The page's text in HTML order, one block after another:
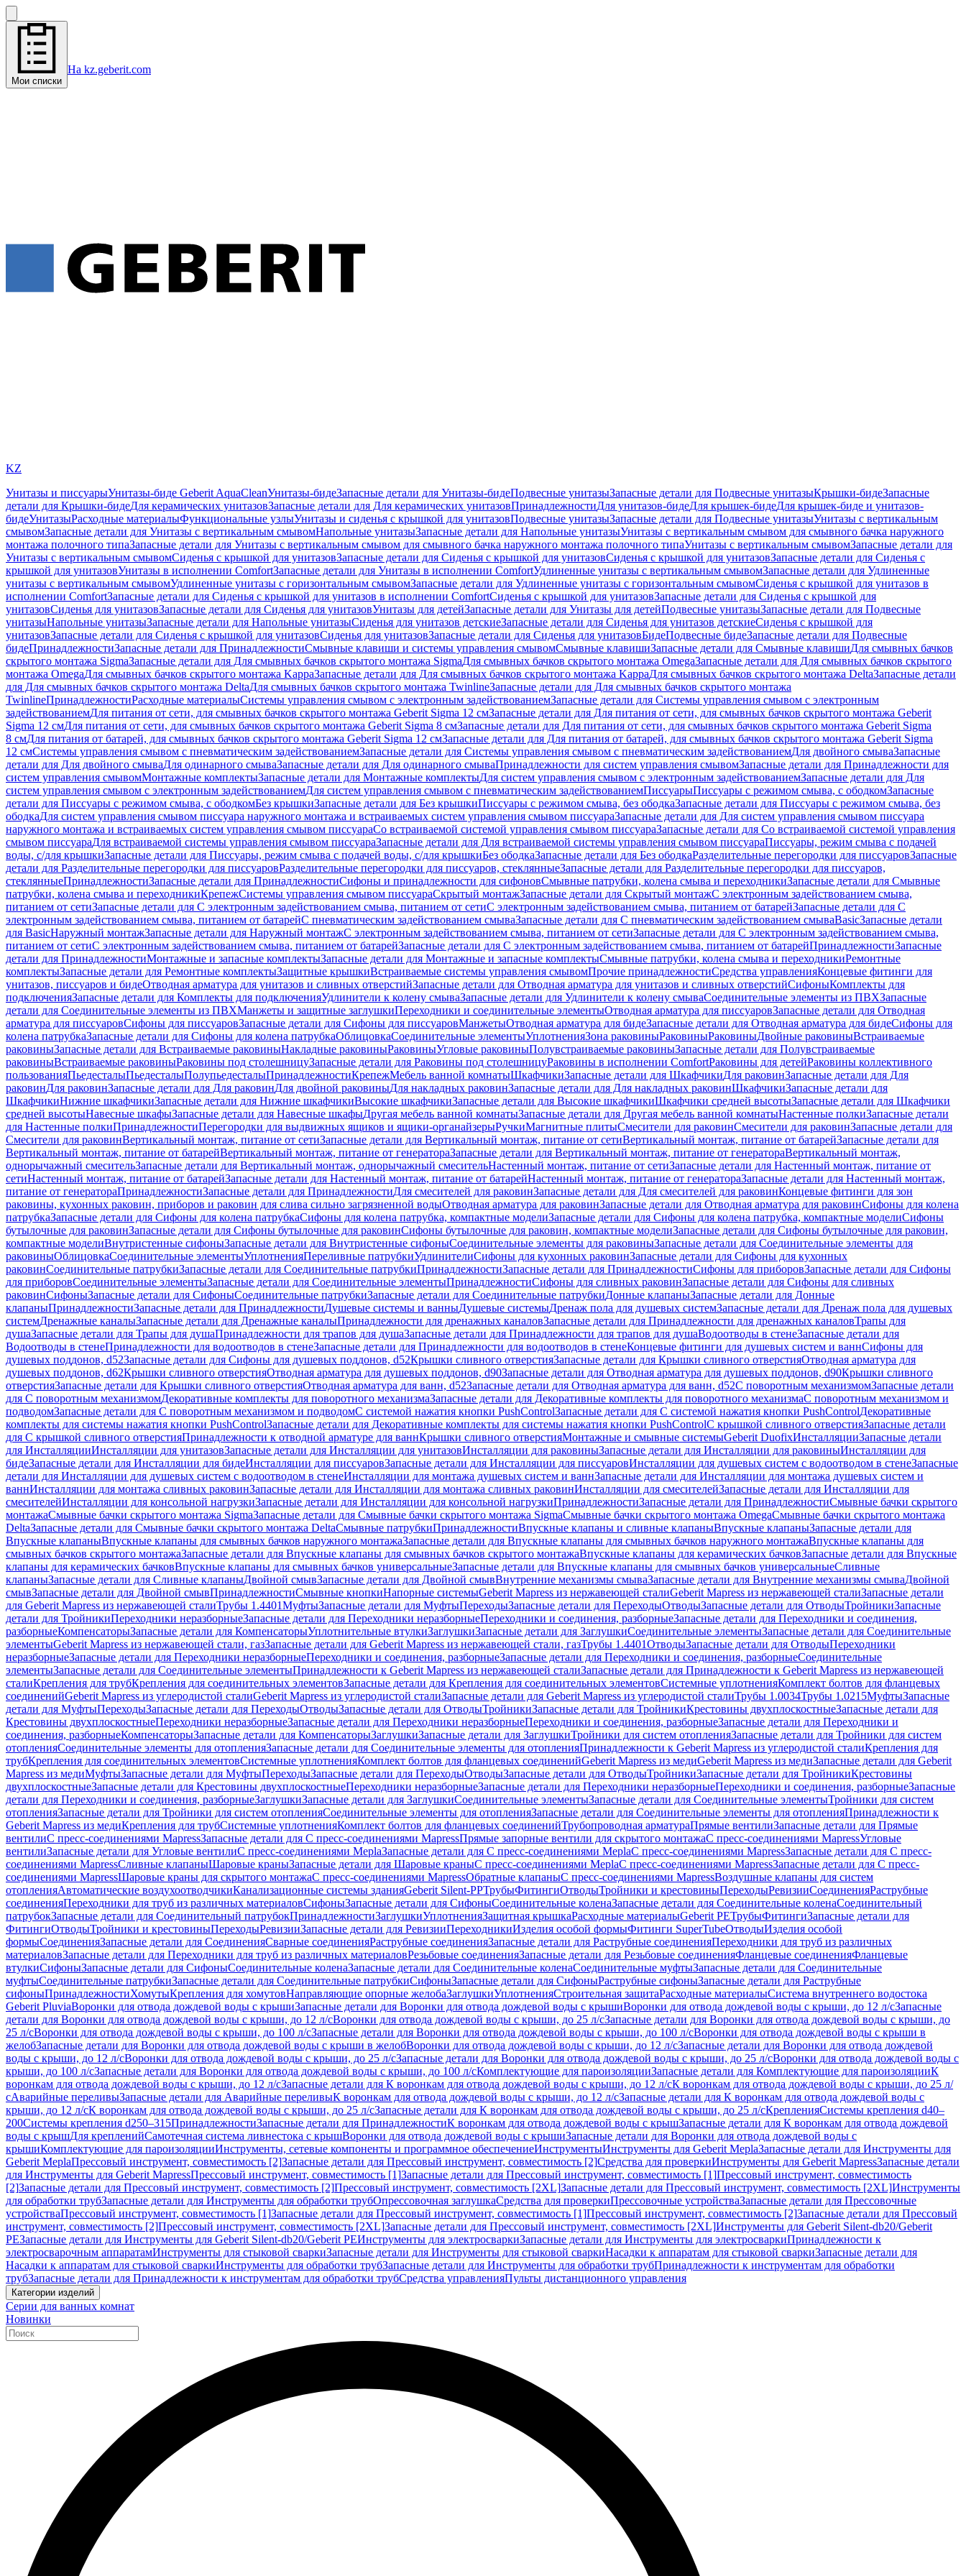
Мои списки
На kz.geberit.com
KZ
Унитазы и писсуарыУнитазы-биде Geberit AquaCleanУнитазы-бидеЗапасные детали для Унитазы-бидеПодвесные унитазыЗапасные детали для Подвесные унитазыКрышки-бидеЗапасные
детали для Крышки-бидеДля керамических унитазовЗапасные детали для Для керамических унитазовПринадлежностиДля унитазов-бидеДля крышек-бидеДля крышек-биде и унитазов-
бидеУнитазыРасходные материалыФункциональные узлыУнитазы и сиденья с крышкой для унитазовПодвесные унитазыЗапасные детали для Подвесные унитазыУнитазы с вертикальным
смывомЗапасные детали для Унитазы с вертикальным смывомНапольные унитазыЗапасные детали для Напольные унитазыУнитазы с вертикальным смывом для смывного бачка наружного
монтажа полочного типаЗапасные детали для Унитазы с вертикальным смывом для смывного бачка наружного монтажа полочного типаУнитазы с вертикальным смывомЗапасные детали для
Унитазы с вертикальным смывомСиденья с крышкой для унитазовЗапасные детали для Сиденья с крышкой для унитазовСиденья с крышкой для унитазовЗапасные детали для Сиденья с
крышкой для унитазовУнитазы в исполнении ComfortЗапасные детали для Унитазы в исполнении ComfortУдлиненные унитазы с вертикальным смывомЗапасные детали для Удлиненные
унитазы с вертикальным смывомУдлиненные унитазы с горизонтальным смывомЗапасные детали для Удлиненные унитазы с горизонтальным смывомСиденья с крышкой для унитазов в
исполнении ComfortЗапасные детали для Сиденья с крышкой для унитазов в исполнении ComfortСиденья с крышкой для унитазовЗапасные детали для Сиденья с крышкой для
унитазовСиденья для унитазовЗапасные детали для Сиденья для унитазовУнитазы для детейЗапасные детали для Унитазы для детейПодвесные унитазыЗапасные детали для Подвесные
унитазыНапольные унитазыЗапасные детали для Напольные унитазыСиденья для унитазов детскиеЗапасные детали для Сиденья для унитазов детскиеСиденья с крышкой для
унитазовЗапасные детали для Сиденья с крышкой для унитазовСиденья для унитазовЗапасные детали для Сиденья для унитазовБидеПодвесные бидеЗапасные детали для Подвесные
бидеПринадлежностиЗапасные детали для ПринадлежностиСмывные клавиши и системы управления смывомСмывные клавишиЗапасные детали для Смывные клавишиДля смывных бачков
скрытого монтажа SigmaЗапасные детали для Для смывных бачков скрытого монтажа SigmaДля смывных бачков скрытого монтажа OmegaЗапасные детали для Для смывных бачков скрытого
монтажа OmegaДля смывных бачков скрытого монтажа KappaЗапасные детали для Для смывных бачков скрытого монтажа KappaДля смывных бачков скрытого монтажа DeltaЗапасные детали
для Для смывных бачков скрытого монтажа DeltaДля смывных бачков скрытого монтажа TwinlineЗапасные детали для Для смывных бачков скрытого монтажа
TwinlineПринадлежностиРасходные материалыСистемы управления смывом с электронным задействованиемЗапасные детали для Системы управления смывом с электронным
задействованиемДля питания от сети, для смывных бачков скрытого монтажа Geberit Sigma 12 смЗапасные детали для Для питания от сети, для смывных бачков скрытого монтажа Geberit
Sigma 12 смДля питания от сети, для смывных бачков скрытого монтажа Geberit Sigma 8 смЗапасные детали для Для питания от сети, для смывных бачков скрытого монтажа Geberit Sigma
8 смДля питания от батарей, для смывных бачков скрытого монтажа Geberit Sigma 12 смЗапасные детали для Для питания от батарей, для смывных бачков скрытого монтажа Geberit Sigma
12 смСистемы управления смывом с пневматическим задействованиемЗапасные детали для Системы управления смывом с пневматическим задействованиемДля двойного смываЗапасные
детали для Для двойного смываДля одинарного смываЗапасные детали для Для одинарного смываПринадлежности для систем управления смывомЗапасные детали для Принадлежности для
систем управления смывомМонтажные комплектыЗапасные детали для Монтажные комплектыДля систем управления смывом с электронным задействованиемЗапасные детали для Для
систем управления смывом с электронным задействованиемДля систем управления смывом с пневматическим задействованиемПиссуарыПиссуары с режимом смыва, с ободкомЗапасные
детали для Писсуары с режимом смыва, с ободкомБез крышкиЗапасные детали для Без крышкиПиссуары с режимом смыва, без ободкаЗапасные детали для Писсуары с режимом смыва, без
ободкаДля систем управления смывом писсуара наружного монтажа и встраиваемых систем управления смывом писсуараЗапасные детали для Для систем управления смывом писсуара
наружного монтажа и встраиваемых систем управления смывом писсуараСо встраиваемой системой управления смывом писсуараЗапасные детали для Со встраиваемой системой управления
смывом писсуараДля встраиваемой системы управления смывом писсуараЗапасные детали для Для встраиваемой системы управления смывом писсуараПиссуары, режим смыва с подачей
воды, с/для крышкиЗапасные детали для Писсуары, режим смыва с подачей воды, с/для крышкиБез ободкаЗапасные детали для Без ободкаРазделительные перегородки для писсуаровЗапасные
детали для Разделительные перегородки для писсуаровРазделительные перегородки для писсуаров, стеклянныеЗапасные детали для Разделительные перегородки для писсуаров,
стеклянныеПринадлежностиЗапасные детали для ПринадлежностиСифоны и принадлежности для сифоновСмывные патрубки, колена смыва и переходникиЗапасные детали для Смывные
патрубки, колена смыва и переходникиКрепежСистемы управления смывом писсуараСкрытый монтажЗапасные детали для Скрытый монтажС электронным задействованием смыва,
питанием от сетиЗапасные детали для С электронным задействованием смыва, питанием от сетиС электронным задействованием смыва, питанием от батарейЗапасные детали для С
электронным задействованием смыва, питанием от батарейС пневматическим задействованием смываЗапасные детали для С пневматическим задействованием смываBasicЗапасные детали
для BasicНаружный монтажЗапасные детали для Наружный монтажС электронным задействованием смыва, питанием от сетиЗапасные детали для С электронным задействованием смыва,
питанием от сетиС электронным задействованием смыва, питанием от батарейЗапасные детали для С электронным задействованием смыва, питанием от батарейПринадлежностиЗапасные
детали для ПринадлежностиМонтажные и запасные комплектыЗапасные детали для Монтажные и запасные комплектыСмывные патрубки, колена смыва и переходникиРемонтные
комплектыЗапасные детали для Ремонтные комплектыЗащитные крышкиВстраиваемые системы управления смывомПрочие принадлежностиСредства управленияКонцевые фитинги для
унитазов, писсуаров и бидеОтводная арматура для унитазов и сливных отверстийЗапасные детали для Отводная арматура для унитазов и сливных отверстийСифоныКомплекты для
подключенияЗапасные детали для Комплекты для подключенияУдлинители к колену смываЗапасные детали для Удлинители к колену смываСоединительные элементы из ПВХЗапасные
детали для Соединительные элементы из ПВХМанжеты и защитные заглушкиПереходники и соединительные элементыОтводная арматура для писсуаровЗапасные детали для Отводная
арматура для писсуаровCифоны для писсуаровЗапасные детали для Cифоны для писсуаровМанжетыОтводная арматура для бидеЗапасные детали для Отводная арматура для бидеСифоны для
колена патрубкаЗапасные детали для Сифоны для колена патрубкаОблицовкаСоединительные элементыУплотненияЗона раковиныРаковиныРаковиныДвойные раковиныВстраиваемые
раковиныЗапасные детали для Встраиваемые раковиныНакладные раковиныРаковиныУгловые раковиныПолувстраиваемые раковиныЗапасные детали для Полувстраиваемые
раковиныВстраиваемые раковиныРаковины под столешницуЗапасные детали для Раковины под столешницуРаковины в исполнении ComfortPаковины для детейРаковины коллективного
пользованияПьедесталыПьедесталыПолупьедесталыПринадлежностиКрепежМебель ванной комнатыШкафчикиЗапасные детали для ШкафчикиДля раковинЗапасные детали для Для
раковинДля раковинЗапасные детали для Для раковинДля двойной раковиныДля накладных pаковинЗапасные детали для Для накладных pаковинШкафчикиЗапасные детали для
ШкафчикиНижние шкафчикиЗапасные детали для Нижние шкафчикиВысокие шкафчикиЗапасные детали для Высокие шкафчикиШкафчики средней высотыЗапасные детали для Шкафчики
средней высотыНавесные шкафыЗапасные детали для Навесные шкафыДругая мебель ванной комнатыЗапасные детали для Другая мебель ванной комнатыНастенные полкиЗапасные детали
для Настенные полкиПринадлежностиПерегородки для выдвижных ящиков и ящики-органайзерыРучкиМагнитные плитыСмесители для раковинСмесители для раковинЗапасные детали для
Смесители для раковинВертикальный монтаж, питание от сетиЗапасные детали для Вертикальный монтаж, питание от сетиВертикальный монтаж, питание от батарейЗапасные детали для
Вертикальный монтаж, питание от батарейВертикальный монтаж, питание от генератораЗапасные детали для Вертикальный монтаж, питание от генератораВертикальный монтаж,
однорычажный смесительЗапасные детали для Вертикальный монтаж, однорычажный смесительНастенный монтаж, питание от сетиЗапасные детали для Настенный монтаж, питание от
сетиНастенный монтаж, питание от батарейЗапасные детали для Настенный монтаж, питание от батарейНастенный монтаж, питание от генератораЗапасные детали для Настенный монтаж,
питание от генератораПринадлежностиЗапасные детали для ПринадлежностиДля смесителей для раковинЗапасные детали для Для смесителей для раковинКонцевые фитинги для зон
раковины, кухонных раковин, приборов и раковин для слива сильно загрязненной водыОтводная арматура для раковинЗапасные детали для Отводная арматура для раковинСифоны для колена
патрубкаЗапасные детали для Сифоны для колена патрубкаСифоны для колена патрубка, компактные моделиЗапасные детали для Сифоны для колена патрубка, компактные моделиСифоны
бутылочные для раковинЗапасные детали для Сифоны бутылочные для раковинСифоны бутылочные для раковин, компактные моделиЗапасные детали для Сифоны бутылочные для раковин,
компактные моделиВнутристенные сифоныЗапасные детали для Внутристенные сифоныСоединительные элементы для раковиныЗапасные детали для Соединительные элементы для
раковиныОблицовкаСоединительные элементыУплотненияПереливные патрубкиУдлинителиСифоны для кухонных раковинЗапасные детали для Сифоны для кухонных
раковинСоединительные патрубкиЗапасные детали для Соединительные патрубкиПринадлежностиЗапасные детали для ПринадлежностиСифоны для приборовЗапасные детали для Сифоны
для приборовСоединительные элементыЗапасные детали для Соединительные элементыПринадлежностиСифоны для сливных раковинЗапасные детали для Сифоны для сливных
раковинСифоныЗапасные детали для СифоныСоединительные патрубкиЗапасные детали для Соединительные патрубкиДонные клапаныЗапасные детали для Донные
клапаныПринадлежностиЗапасные детали для ПринадлежностиДушевые системы и ванныДушевые системыДренаж пола для душевых системЗапасные детали для Дренаж пола для душевых
системДренажные каналыЗапасные детали для Дренажные каналыПринадлежности для дренажных каналовЗапасные детали для Принадлежности для дренажных каналовТрапы для
душаЗапасные детали для Трапы для душаПринадлежности для трапов для душаЗапасные детали для Принадлежности для трапов для душаВодоотводы в стенеЗапасные детали для
Водоотводы в стенеПринадлежности для водоотводов в стенеЗапасные детали для Принадлежности для водоотводов в стенеКонцевые фитинги для душевых систем и ваннСифоны для
душевых поддонов, d52Запасные детали для Сифоны для душевых поддонов, d52Крышки сливного отверстияЗапасные детали для Крышки сливного отверстияОтводная арматура для
душевых поддонов, d62Крышки сливного отверстияОтводная арматура для душевых поддонов, d90Запасные детали для Отводная арматура для душевых поддонов, d90Крышки сливного
отверстияЗапасные детали для Крышки сливного отверстияОтводная арматура для ванн, d52Запасные детали для Отводная арматура для ванн, d52С поворотным механизмомЗапасные детали
для С поворотным механизмомДекоративные комплекты для поворотного механизмаЗапасные детали для Декоративные комплекты для поворотного механизмаС поворотным механизмом и
подводомЗапасные детали для С поворотным механизмом и подводомС системой нажатия кнопки PushControlЗапасные детали для С системой нажатия кнопки PushControlДекоративные
комплекты для системы нажатия кнопки PushControlЗапасные детали для Декоративные комплекты для системы нажатия кнопки PushControlС крышкой сливного отверстияЗапасные детали
для С крышкой сливного отверстияПринадлежности к отводной арматуре для ваннКрышки сливного отверстияМонтажные и смывные системыGeberit DuofixИнсталляцииЗапасные детали
для ИнсталляцииИнсталляции для унитазовЗапасные детали для Инсталляции для унитазовИнсталляции для раковиныЗапасные детали для Инсталляции для раковиныИнсталляции для
бидеЗапасные детали для Инсталляции для бидеИнсталляции для писсуаровЗапасные детали для Инсталляции для писсуаровИнсталляции для душевых систем с водоотводом в стенеЗапасные
детали для Инсталляции для душевых систем с водоотводом в стенеИнсталляции для монтажа душевых систем и ваннЗапасные детали для Инсталляции для монтажа душевых систем и
ваннИнсталляции для монтажа сливных раковинЗапасные детали для Инсталляции для монтажа сливных раковинИнсталляции для смесителейЗапасные детали для Инсталляции для
смесителейИнсталляции для консольной нагрузкиЗапасные детали для Инсталляции для консольной нагрузкиПринадлежностиЗапасные детали для ПринадлежностиСмывные бачки скрытого
монтажаСмывные бачки скрытого монтажа SigmaЗапасные детали для Смывные бачки скрытого монтажа SigmaСмывные бачки скрытого монтажа OmegaСмывные бачки скрытого монтажа
DeltaЗапасные детали для Смывные бачки скрытого монтажа DeltaСмывные патрубкиПринадлежностиВпускные клапаны и сливные клапаныВпускные клапаныЗапасные детали для
Впускные клапаныВпускные клапаны для смывных бачков наружного монтажаЗапасные детали для Впускные клапаны для смывных бачков наружного монтажаВпускные клапаны для
смывных бачков скрытого монтажаЗапасные детали для Впускные клапаны для смывных бачков скрытого монтажаВпускные клапаны для керамических бачковЗапасные детали для Впускные
клапаны для керамических бачковВпускные клапаны для смывных бачков универсальныеЗапасные детали для Впускные клапаны для смывных бачков универсальныеСливные
клапаныЗапасные детали для Сливные клапаныДвойной смывЗапасные детали для Двойной смывВнутренние механизмы смываЗапасные детали для Внутренние механизмы смываДвойной
смывЗапасные детали для Двойной смывПринадлежностиСмывные кнопкиНапорные системыGeberit Mapress из нержавеющей сталиGeberit Mapress из нержавеющей сталиЗапасные детали
для Geberit Mapress из нержавеющей сталиТрубы 1.4401МуфтыЗапасные детали для МуфтыПереходыЗапасные детали для ПереходыОтводыЗапасные детали для ОтводыТройникиЗапасные
детали для ТройникиПереходники неразборныеЗапасные детали для Переходники неразборныеПереходники и соединения, разборныеЗапасные детали для Переходники и соединения,
разборныеКомпенсаторыЗапасные детали для КомпенсаторыУплотнительные втулкиЗаглушкиЗапасные детали для ЗаглушкиСоединительные элементыЗапасные детали для Соединительные
элементыGeberit Mapress из нержавеющей стали, газЗапасные детали для Geberit Mapress из нержавеющей стали, газТрубы 1.4401ОтводыЗапасные детали для ОтводыПереходники
неразборныеЗапасные детали для Переходники неразборныеПереходники и соединения, разборныеЗапасные детали для Переходники и соединения, разборныеСоединительные
элементыЗапасные детали для Соединительные элементыПринадлежности к Geberit Mapress из нержавеющей сталиЗапасные детали для Принадлежности к Geberit Mapress из нержавеющей
сталиКрепления для трубКрепления для соединительных элементовЗапасные детали для Крепления для соединительных элементовСистемные уплотненияКомплект болтов для фланцевых
соединенийGeberit Mapress из углеродистой сталиGeberit Mapress из углеродистой сталиЗапасные детали для Geberit Mapress из углеродистой сталиТрубы 1.0034Трубы 1.0215МуфтыЗапасные
детали для МуфтыПереходыЗапасные детали для ПереходыОтводыЗапасные детали для ОтводыТройникиЗапасные детали для ТройникиКрестовины двухплоскостныеЗапасные детали для
Крестовины двухплоскостныеПереходники неразборныеЗапасные детали для Переходники неразборныеПереходники и соединения, разборныеЗапасные детали для Переходники и
соединения, разборныеКомпенсаторыЗапасные детали для КомпенсаторыЗаглушкиЗапасные детали для ЗаглушкиТройники для систем отопленияЗапасные детали для Тройники для систем
отопленияСоединительные элементы для отопленияЗапасные детали для Соединительные элементы для отопленияПринадлежности к Geberit Mapress из углеродистой сталиКрепления для
трубКрепления для соединительных элементовСистемные уплотненияКомплект болтов для фланцевых соединенийGeberit Mapress из медиGeberit Mapress из медиЗапасные детали для Geberit
Mapress из медиМуфтыЗапасные детали для МуфтыПереходыЗапасные детали для ПереходыОтводыЗапасные детали для ОтводыТройникиЗапасные детали для ТройникиКрестовины
двухплоскостныеЗапасные детали для Крестовины двухплоскостныеПереходники неразборныеЗапасные детали для Переходники неразборныеПереходники и соединения, разборныеЗапасные
детали для Переходники и соединения, разборныеЗаглушкиЗапасные детали для ЗаглушкиСоединительные элементыЗапасные детали для Соединительные элементыТройники для систем
отопленияЗапасные детали для Тройники для систем отопленияСоединительные элементы для отопленияЗапасные детали для Соединительные элементы для отопленияПринадлежности к
Geberit Mapress из медиКрепления для трубСистемные уплотненияКомплект болтов для фланцевых соединенийТрубопроводная арматураПрямые вентилиЗапасные детали для Прямые
вентилиС пресс-соединениями MapressЗапасные детали для С пресс-соединениями MapressПрямые запорные вентили для скрытого монтажаС пресс-соединениями MapressУгловые
вентилиЗапасные детали для Угловые вентилиС пресс-соединениями MeplaЗапасные детали для С пресс-соединениями MeplaС пресс-соединениями MapressЗапасные детали для С пресс-
соединениями MapressСливные клапаныШаровые краныЗапасные детали для Шаровые краныС пресс-соединениями MeplaС пресс-соединениями MapressЗапасные детали для С пресс-
соединениями MapressШаровые краны для скрытого монтажаС пресс-соединениями MapressОбратные клапаныС пресс-соединениями MapressВоздушные клапаны для систем
отопленияАвтоматические воздухоотводчикиКанализационные системы зданияGeberit Silent-PPТрубыФитингиОтводыТройники и крестовиныПереходыРевизииСоединенияРаструбные
соединенияПереходники для труб из различных материаловСифоныЗапасные детали для СифоныСоединительные коленаЗапасные детали для Соединительные коленаСоединительный
патрубокЗапасные детали для Соединительный патрубокПринадлежностиЗаглушкиУплотненияЗащитная крышкаРасходные материалыGeberit PEТрубыФитингиЗапасные детали для
ФитингиОтводыТройники и крестовиныПереходыРевизииЗапасные детали для РевизииПереходникиИзделия особой формыФитинги SuperTubeОтводыИзделия особой
формыСоединенияЗапасные детали для СоединенияСварные соединенияРаструбные соединенияЗапасные детали для Раструбные соединенияПереходники для труб из различных
материаловЗапасные детали для Переходники для труб из различных материаловРезьбовые соединенияЗапасные детали для Резьбовые соединенияФланцевые соединенияФланцевые
втулкиСифоныЗапасные детали для СифоныСоединительные коленаЗапасные детали для Соединительные коленаСоединительные муфтыЗапасные детали для Соединительные
муфтыСоединительные патрубкиЗапасные детали для Соединительные патрубкиСифоныЗапасные детали для СифоныРаструбные сифоныЗапасные детали для Раструбные
сифоныПринадлежностиХомутыКрепления для хомутовНаправляющие опорные желобаЗаглушкиУплотненияСтроительная защитаРасходные материалыСистема внутреннего водостока
Geberit PluviaВоронки для отвода дождевой воды с крышиЗапасные детали для Воронки для отвода дождевой воды с крышиВоронки для отвода дождевой воды с крыши, до 12 л/сЗапасные
детали для Воронки для отвода дождевой воды с крыши, до 12 л/сВоронки для отвода дождевой воды с крыши, до 25 л/сЗапасные детали для Воронки для отвода дождевой воды с крыши, до
25 л/сВоронки для отвода дождевой воды с крыши, до 100 л/сЗапасные детали для Воронки для отвода дождевой воды с крыши, до 100 л/сВоронки для отвода дождевой воды с крыши в
желобЗапасные детали для Воронки для отвода дождевой воды с крыши в желобВоронки для отвода дождевой воды с крыши, до 12 л/сЗапасные детали для Воронки для отвода дождевой
воды с крыши, до 12 л/сВоронки для отвода дождевой воды с крыши, до 25 л/сЗапасные детали для Воронки для отвода дождевой воды с крыши, до 25 л/сВоронки для отвода дождевой воды с
крыши, до 100 л/сЗапасные детали для Воронки для отвода дождевой воды с крыши, до 100 л/сКомплектующие для пароизоляцииЗапасные детали для Комплектующие для пароизоляцииК
воронкам для отвода дождевой воды с крыши, до 12 л/сЗапасные детали для К воронкам для отвода дождевой воды с крыши, до 12 л/сК воронкам для отвода дождевой воды с крыши, до 25 л/
сАварийные переливыЗапасные детали для Аварийные переливыК воронкам для отвода дождевой воды с крыши, до 12 л/сЗапасные детали для К воронкам для отвода дождевой воды с
крыши, до 12 л/сК воронкам для отвода дождевой воды с крыши, до 25 л/сЗапасные детали для К воронкам для отвода дождевой воды с крыши, до 25 л/сКрепленияСистемы крепления d40–
200Системы крепления d250–315ПринадлежностиЗапасные детали для ПринадлежностиК воронкам для отвода дождевой воды с крышЗапасные детали для К воронкам для отвода дождевой
воды с крышДля крепленийСамотечная система ливнестока с крышВоронки для отвода дождевой воды с крышиЗапасные детали для Воронки для отвода дождевой воды с
крышиКомплектующие для пароизоляцииИнструменты, сетевые компоненты и программное обеспечениеИнструментыИнструменты для Geberit MeplaЗапасные детали для Инструменты для
Geberit MeplaПрессовый инструмент, совместимость [2]Запасные детали для Прессовый инструмент, совместимость [2]Средства для проверкиИнструменты для Geberit MapressЗапасные детали
для Инструменты для Geberit MapressПрессовый инструмент, совместимость [1]Запасные детали для Прессовый инструмент, совместимость [1]Прессовый инструмент, совместимость
[2]Запасные детали для Прессовый инструмент, совместимость [2]Прессовый инструмент, совместимость [2XL]Запасные детали для Прессовый инструмент, совместимость [2XL]Инструменты
для обработки трубЗапасные детали для Инструменты для обработки трубОпрессовочная заглушкаСредства для проверкиПрессовочные устройстваЗапасные детали для Прессовочные
устройстваПрессовый инструмент, совместимость [1]Запасные детали для Прессовый инструмент, совместимость [1]Прессовый инструмент, совместимость [2]Запасные детали для Прессовый
инструмент, совместимость [2]Прессовый инструмент, совместимость [2XL]Запасные детали для Прессовый инструмент, совместимость [2XL]Инструменты для Geberit Silent-db20/Geberit
PEЗапасные детали для Инструменты для Geberit Silent-db20/Geberit PEИнструменты для электросваркиЗапасные детали для Инструменты для электросваркиПринадлежности к
электросварочным аппаратамИнструменты для стыковой сваркиЗапасные детали для Инструменты для стыковой сваркиНасадки к аппаратам для стыковой сваркиЗапасные детали для
Насадки к аппаратам для стыковой сваркиИнструменты для обработки трубЗапасные детали для Инструменты для обработки трубПринадлежности к инструментам для обработки
трубЗапасные детали для Принадлежности к инструментам для обработки трубСредства управленияПульты дистанционного управления
Категории изделий
Серии для ванных комнат
Новинки